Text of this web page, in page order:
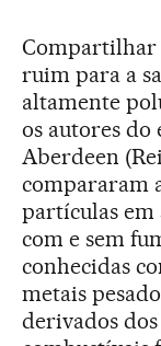
Compartilhar
ruim para a
altamente
os autores do
Aberdeen
compararam
partículas em
com e sem
conhecidas
metais
derivados